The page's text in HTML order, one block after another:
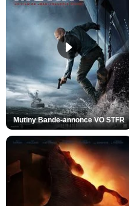
Mutiny Bande-annonce VO STFR